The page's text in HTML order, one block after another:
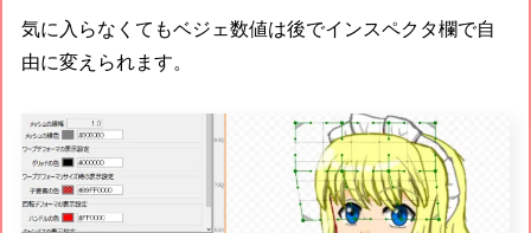
気に入らなくてもベジェ数値は後でインスペクタ欄で自
由に変えられます。